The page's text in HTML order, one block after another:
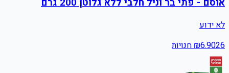
לא ידוע
₪6.9026 חנויות